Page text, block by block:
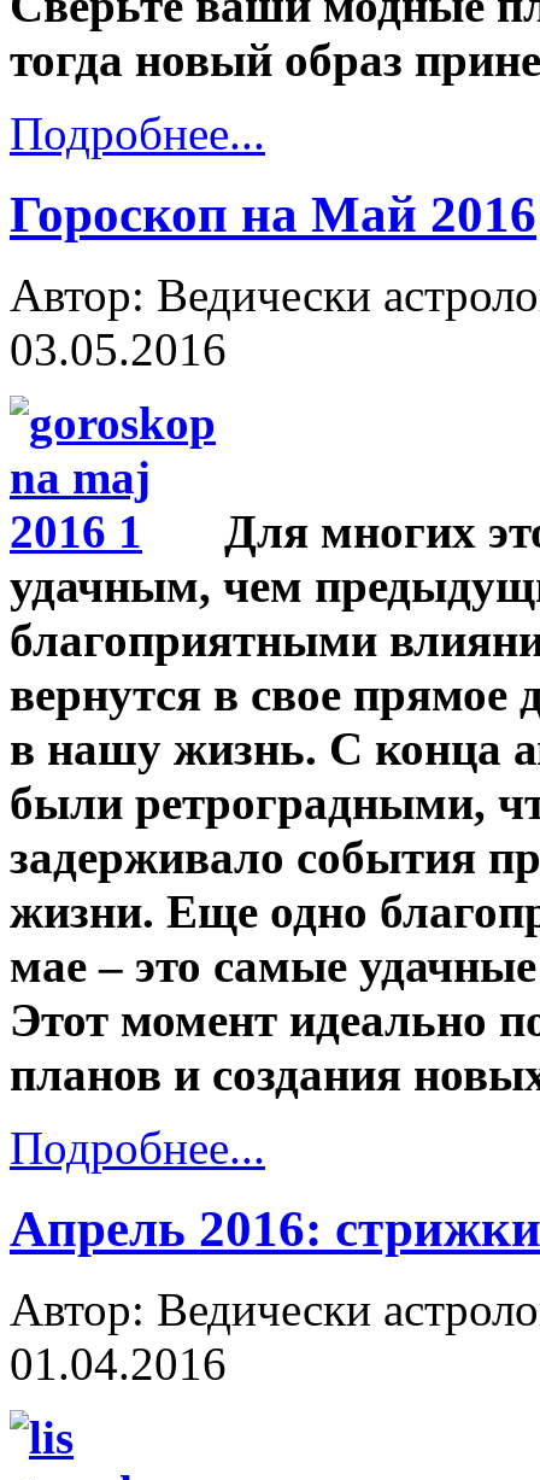
тогда новый образ
Подробнее...
Гороскоп на Май 2016
Автор: Ведически
03.05.2016
Для многих
удачным, чем
благоприятными
вернутся в свое
в нашу жизнь. С конца
были ретроградными,
задерживало события
жизни. Еще одно
мае – это самые
Этот момент идеально
планов и создания
Подробнее...
Апрель 2016:
Автор: Ведически
01.04.2016